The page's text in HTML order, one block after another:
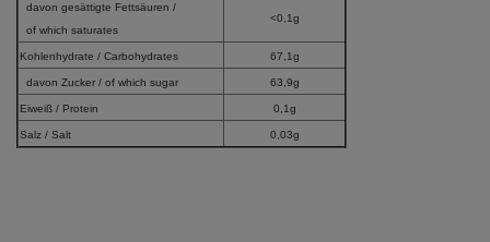
davon gesättigte Fettsäuren /
of which saturates
<0,1g
Kohlenhydrate / Carbohydrates 67,1g
davon Zucker / of which sugar 63,9g
Eiweiß / Protein 0,1g
Salz / Salt 0,03g